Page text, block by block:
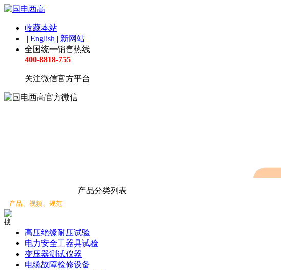
收藏本站
| English | 新网站
全国统一销售热线
400-8818-755
关注微信官方平台
产品分类列表
高压绝缘耐压试验
电力安全工器具试验
变压器测试仪器
电缆故障检修设备